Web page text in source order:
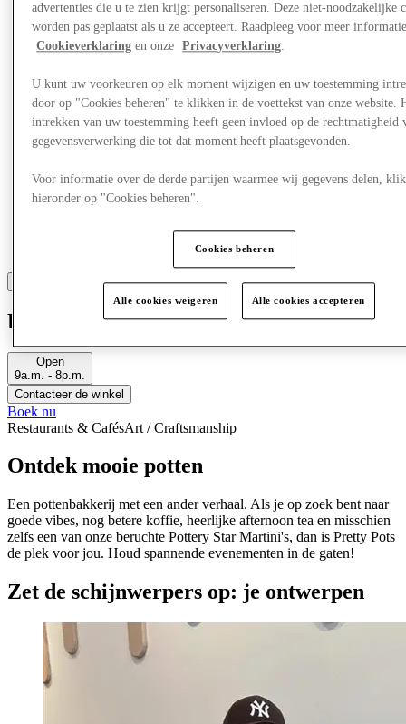
Meer
Pretty Pots
Open
9a.m. - 8p.m.
Contacteer de winkel
Boek nu
Restaurants & CafésArt / Craftsmanship
Ontdek mooie potten
Een pottenbakkerij met een ander verhaal. Als je op zoek bent naar
goede vibes, nog betere koffie, heerlijke afternoon tea en misschien
zelfs een van onze beruchte Pottery Star Martini's, dan is Pretty Pots
de plek voor jou. Houd spannende evenementen in de gaten!
Zet de schijnwerpers op: je ontwerpen
advertenties die u te zien krijgt personaliseren. Deze niet-noodzakelijke
worden pas geplaatst als u ze accepteert. Raadpleeg voor meer
Cookieverklaring en onze Privacyverklaring.
U kunt uw voorkeuren op elk moment wijzigen en uw toestemming
door op "Cookies beheren" te klikken in de voettekst van onze website.
intrekken van uw toestemming heeft geen invloed op de rechtmatigheid
gegevensverwerking die tot dat moment heeft plaatsgevonden.
Voor informatie over de derde partijen waarmee wij gegevens delen,
hieronder op "Cookies beheren".
Cookies beheren
Alle cookies weigeren Alle cookies accepteren